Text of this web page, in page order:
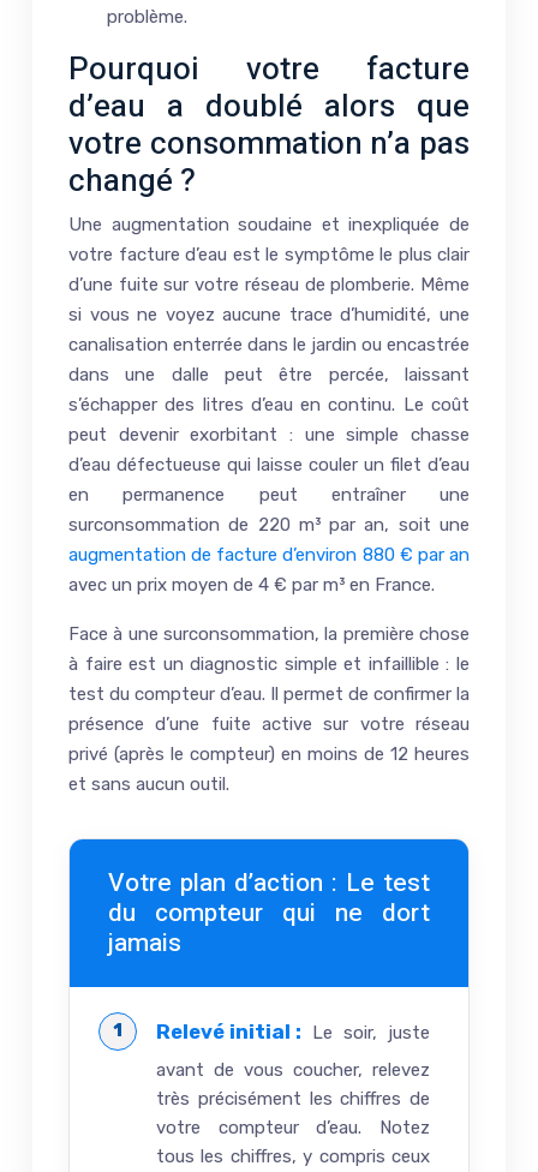
problème.
Pourquoi votre facture
d’eau a doublé alors que
votre consommation n’a pas
changé ?
Une augmentation soudaine et inexpliquée de
votre facture d’eau est le symptôme le plus clair
d’une fuite sur votre réseau de plomberie. Même
si vous ne voyez aucune trace d’humidité, une
canalisation enterrée dans le jardin ou encastrée
dans une dalle peut être percée, laissant
s’échapper des litres d’eau en continu. Le coût
peut devenir exorbitant : une simple chasse
d’eau défectueuse qui laisse couler un filet d’eau
en permanence peut entraîner une
surconsommation de 220 m³ par an, soit une
augmentation de facture d’environ 880 € par an
avec un prix moyen de 4 € par m³ en France.
Face à une surconsommation, la première chose
à faire est un diagnostic simple et infaillible : le
test du compteur d’eau. Il permet de confirmer la
présence d’une fuite active sur votre réseau
privé (après le compteur) en moins de 12 heures
et sans aucun outil.
Votre plan d’action : Le test
du compteur qui ne dort
jamais
Relevé initial : Le soir, juste
avant de vous coucher, relevez
très précisément les chiffres de
votre compteur d’eau. Notez
tous les chiffres, y compris ceux